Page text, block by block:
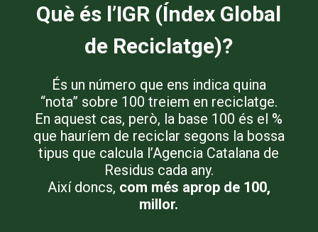
Què és l’IGR (Índex Global
de Reciclatge)?
És un número que ens indica quina
“nota” sobre 100 treiem en reciclatge.
En aquest cas, però, la base 100 és el %
que hauríem de reciclar segons la bossa
tipus que calcula l’Agencia Catalana de
Residus cada any.
Així doncs, com més aprop de 100,
millor.